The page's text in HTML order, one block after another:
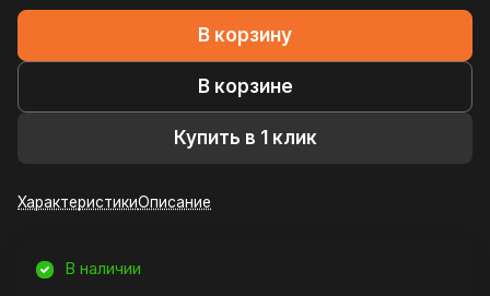
В корзину
В корзине
Купить в 1 клик
ХарактеристикиОписание
В наличии